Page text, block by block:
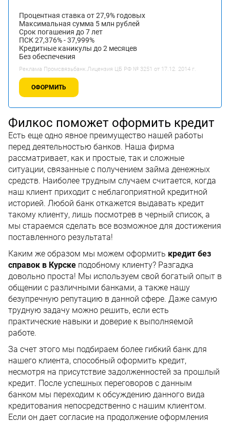
Процентная ставка от 27,9% годовых
Максимальная сумма 5 млн рублей
Срок погашения до 7 лет
ПСК 27,376% - 37,999%
Кредитные каникулы до 2 месяцев
Без обеспечения
Реклама Промсвязьбанк.Лицензия ЦБ РФ № 3251 от 17.12. 2014 г.
ОФОРМИТЬ
Филкос поможет оформить кредит
Есть еще одно явное преимущество нашей работы
перед деятельностью банков. Наша фирма
рассматривает, как и простые, так и сложные
ситуации, связанные с получением займа денежных
средств. Наиболее трудным случаем считается, когда
наш клиент приходит с неблагоприятной кредитной
историей. Любой банк откажется выдавать кредит
такому клиенту, лишь посмотрев в черный список, а
мы стараемся сделать все возможное для достижения
поставленного результата!
Каким же образом мы можем оформить кредит без
справок в Курске подобному клиенту? Разгадка
довольно проста! Мы используем свой богатый опыт в
общении с различными банками, а также нашу
безупречную репутацию в данной сфере. Даже самую
трудную задачу можно решить, если есть
практические навыки и доверие к выполняемой
работе.
За счет этого мы подбираем более гибкий банк для
нашего клиента, способный оформить кредит,
несмотря на присутствие задолженностей за прошлый
кредит. После успешных переговоров с данным
банком мы переходим к обсуждению данного вида
кредитования непосредственно с нашим клиентом.
Если он дает согласие на продолжение оформления